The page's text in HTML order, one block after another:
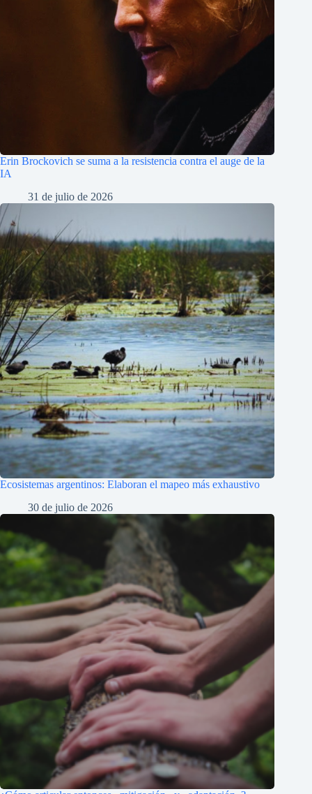
Erin Brockovich se suma a la resistencia contra el auge de la
IA
31 de julio de 2026
Ecosistemas argentinos: Elaboran el mapeo más exhaustivo
30 de julio de 2026